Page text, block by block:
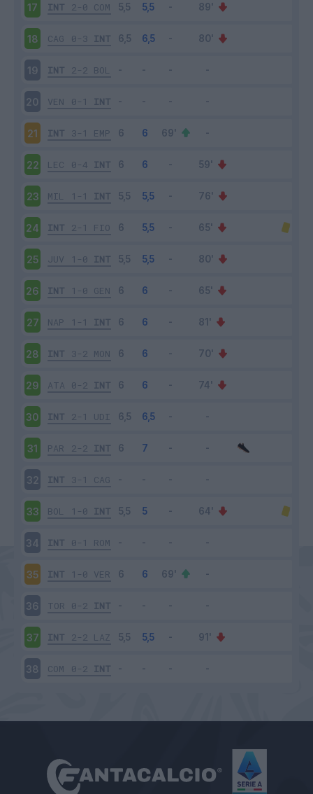
17 INT 2-0 COM
18 CAG 0-3 INT
19 INT 2-2 BOL
20 VEN 0-1 INT
21 INT 3-1 EMP
22 LEC 0-4 INT
23 MIL 1-1 INT
24 INT 2-1 FIO
25 JUV 1-0 INT
26 INT 1-0 GEN
27 NAP 1-1 INT
28 INT 3-2 MON
29 ATA 0-2 INT
30 INT 2-1 UDI
31 PAR 2-2 INT
32 INT 3-1 CAG
33 BOL 1-0 INT
34 INT 0-1 ROM
35 INT 1-0 VER
36 TOR 0-2 INT
37 INT 2-2 LAZ
38 COM 0-2 INT